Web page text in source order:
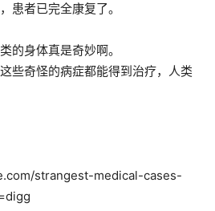
患者已完全康复了。
的身体真是奇妙啊。
些奇怪的病症都能得到治疗，人类
strangest-medical-cases-